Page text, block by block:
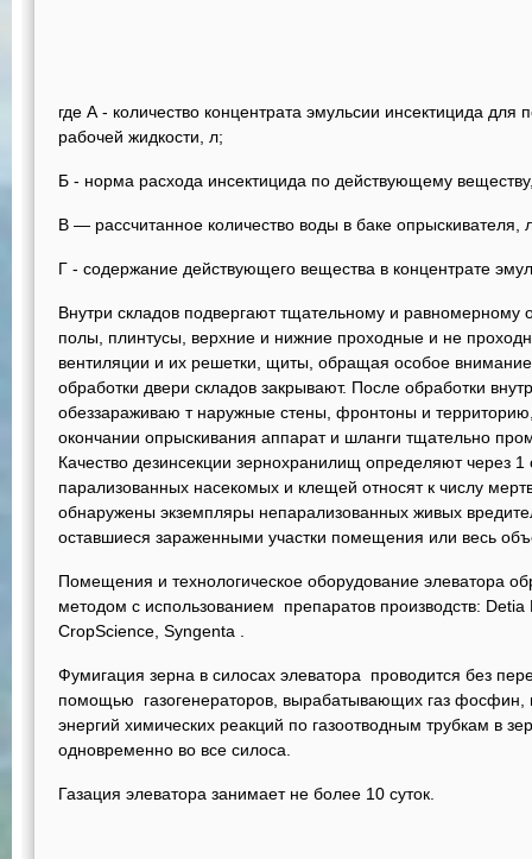
где А - количество концентрата эмульсии инсектицида для
рабочей жидкости, л;
Б - норма расхода инсектицида по действующему
В — рассчитанное количество воды в баке опрыскивателя,
Г - содержание действующего вещества в концентрате
Внутри складов подвергают тщательному и равномерному
полы, плинтусы, верхние и нижние проходные и не
вентиляции и их решетки, щиты, обращая особое
обработки двери складов закрывают. После обработки
обеззараживаю т наружные стены, фронтоны и
окончании опрыскивания аппарат и шланги тщательно
Качество дезинсекции зернохранилищ определяют через 1
парализованных насекомых и клещей относят к числу
обнаружены экземпляры непарализованных живых
оставшиеся зараженными участки помещения или весь
Помещения и технологическое оборудование элеватора
методом с использованием препаратов производств:
CropScience, Syngenta .
Фумигация зерна в силосах элеватора проводится без
помощью газогенераторов, вырабатывающих газ фосфин,
энергий химических реакций по газоотводным трубкам в
одновременно во все силоса.
Газация элеватора занимает не более 10 суток.